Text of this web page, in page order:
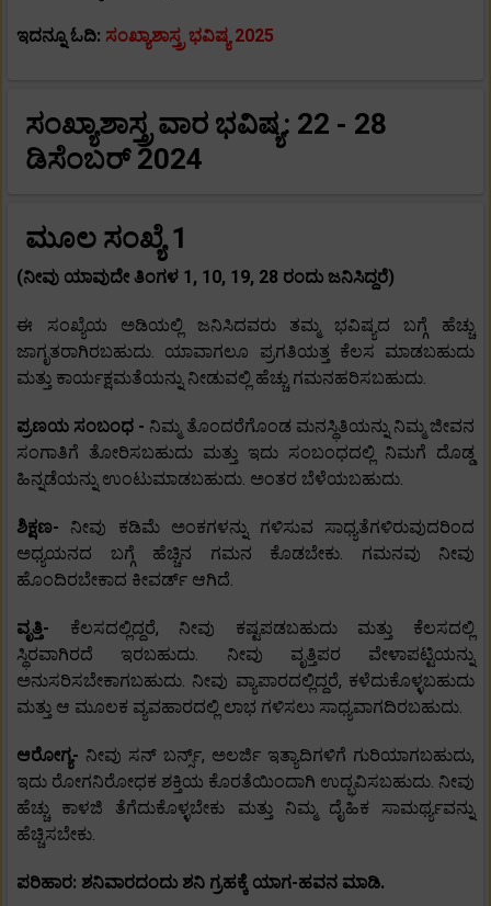
ಇದನ್ನೂ ಓದಿ: ಸಂಖ್ಯಾಶಾಸ್ತ್ರ ಭವಿಷ್ಯ 2025
ಸಂಖ್ಯಾಶಾಸ್ತ್ರ ವಾರ ಭವಿಷ್ಯ: 22 - 28
ಡಿಸೆಂಬರ್ 2024
ಮೂಲ ಸಂಖ್ಯೆ 1
(ನೀವು ಯಾವುದೇ ತಿಂಗಳ 1, 10, 19, 28 ರಂದು ಜನಿಸಿದ್ದರೆ)
ಈ ಸಂಖ್ಯೆಯ ಅಡಿಯಲ್ಲಿ ಜನಿಸಿದವರು ತಮ್ಮ ಭವಿಷ್ಯದ ಬಗ್ಗೆ ಹೆಚ್ಚು
ಜಾಗೃತರಾಗಿರಬಹುದು. ಯಾವಾಗಲೂ ಪ್ರಗತಿಯತ್ತ ಕೆಲಸ ಮಾಡಬಹುದು
ಮತ್ತು ಕಾರ್ಯಕ್ಷಮತೆಯನ್ನು ನೀಡುವಲ್ಲಿ ಹೆಚ್ಚು ಗಮನಹರಿಸಬಹುದು.
ಪ್ರಣಯ ಸಂಬಂಧ - ನಿಮ್ಮ ತೊಂದರೆಗೊಂಡ ಮನಸ್ಥಿತಿಯನ್ನು ನಿಮ್ಮ ಜೀವನ
ಸಂಗಾತಿಗೆ ತೋರಿಸಬಹುದು ಮತ್ತು ಇದು ಸಂಬಂಧದಲ್ಲಿ ನಿಮಗೆ ದೊಡ್ಡ
ಹಿನ್ನಡೆಯನ್ನು ಉಂಟುಮಾಡಬಹುದು. ಅಂತರ ಬೆಳೆಯಬಹುದು.
ಶಿಕ್ಷಣ- ನೀವು ಕಡಿಮೆ ಅಂಕಗಳನ್ನು ಗಳಿಸುವ ಸಾಧ್ಯತೆಗಳಿರುವುದರಿಂದ
ಅಧ್ಯಯನದ ಬಗ್ಗೆ ಹೆಚ್ಚಿನ ಗಮನ ಕೊಡಬೇಕು. ಗಮನವು ನೀವು
ಹೊಂದಿರಬೇಕಾದ ಕೀವರ್ಡ್ ಆಗಿದೆ.
ವೃತ್ತಿ- ಕೆಲಸದಲ್ಲಿದ್ದರೆ, ನೀವು ಕಷ್ಟಪಡಬಹುದು ಮತ್ತು ಕೆಲಸದಲ್ಲಿ
ಸ್ಥಿರವಾಗಿರದೆ ಇರಬಹುದು. ನೀವು ವೃತ್ತಿಪರ ವೇಳಾಪಟ್ಟಿಯನ್ನು
ಅನುಸರಿಸಬೇಕಾಗಬಹುದು. ನೀವು ವ್ಯಾಪಾರದಲ್ಲಿದ್ದರೆ, ಕಳೆದುಕೊಳ್ಳಬಹುದು
ಮತ್ತು ಆ ಮೂಲಕ ವ್ಯವಹಾರದಲ್ಲಿ ಲಾಭ ಗಳಿಸಲು ಸಾಧ್ಯವಾಗದಿರಬಹುದು.
ಆರೋಗ್ಯ- ನೀವು ಸನ್ ಬರ್ನ್ಸ್, ಅಲರ್ಜಿ ಇತ್ಯಾದಿಗಳಿಗೆ ಗುರಿಯಾಗಬಹುದು,
ಇದು ರೋಗನಿರೋಧಕ ಶಕ್ತಿಯ ಕೊರತೆಯಿಂದಾಗಿ ಉದ್ಭವಿಸಬಹುದು. ನೀವು
ಹೆಚ್ಚು ಕಾಳಜಿ ತೆಗೆದುಕೊಳ್ಳಬೇಕು ಮತ್ತು ನಿಮ್ಮ ದೈಹಿಕ ಸಾಮರ್ಥ್ಯವನ್ನು
ಹೆಚ್ಚಿಸಬೇಕು.
ಪರಿಹಾರ: ಶನಿವಾರದಂದು ಶನಿ ಗ್ರಹಕ್ಕೆ ಯಾಗ-ಹವನ ಮಾಡಿ.